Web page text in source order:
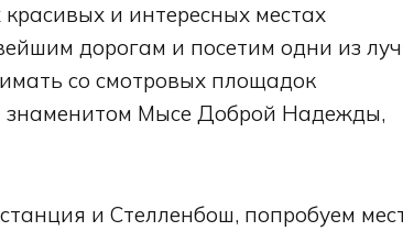
и интересных местах
дорогам и посетим одни из
со смотровых площадок
Мысе Доброй Надежды,
и Стелленбош, попробуем